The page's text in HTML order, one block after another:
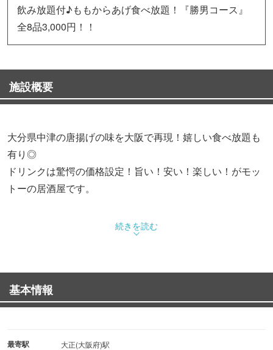
飲み放題付♪ももからあげ食べ放題！『勝男コース』
全8品3,000円！！
施設概要
大分県中津の唐揚げの味を大阪で再現！嬉しい食べ放題も
有り◎
ドリンクは驚愕の価格設定！旨い！安い！楽しい！がモッ
トーの居酒屋です。
◆もも唐揚げが食べ放題！宴会コース
大人気の「もも唐揚げ」を食べ放題で楽しめるコースをご
120分飲み放題付で3,000円！びっくりプライスでご提供！
◆激旨！必食「大分からあげ」
市。
続きを読む
基本情報
最寄駅 大正(大阪府)駅